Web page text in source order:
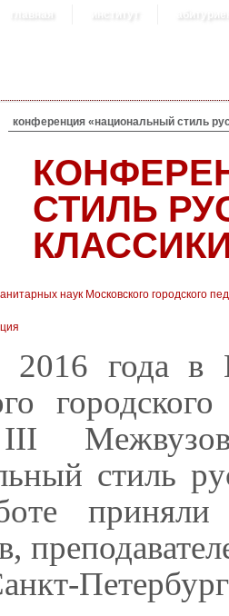
главная институт
конференция «национальный стиль
СТИЛЬ
наук Московского городского
2016 года в
городского
стиль
приняли